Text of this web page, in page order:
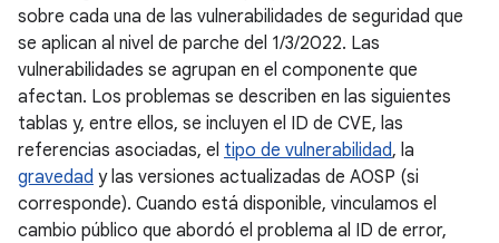
sobre cada una de las vulnerabilidades de seguridad que
se aplican al nivel de parche del 1/3/2022. Las
vulnerabilidades se agrupan en el componente que
afectan. Los problemas se describen en las siguientes
tablas y, entre ellos, se incluyen el ID de CVE, las
referencias asociadas, el tipo de vulnerabilidad, la
gravedad y las versiones actualizadas de AOSP (si
corresponde). Cuando está disponible, vinculamos el
cambio público que abordó el problema al ID de error,